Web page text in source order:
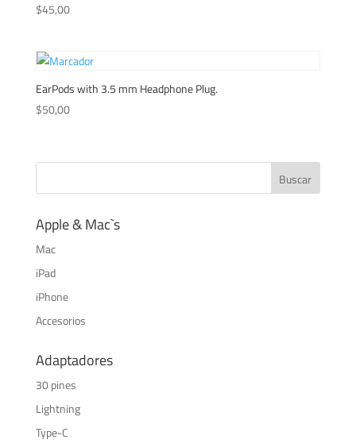
$45,00
EarPods with 3.5 mm Headphone Plug.
$50,00
Apple & Mac`s
Mac
iPad
iPhone
Accesorios
Adaptadores
30 pines
Lightning
Type-C